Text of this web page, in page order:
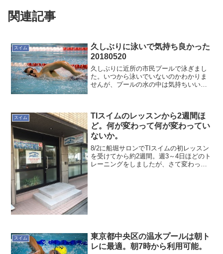
関連記事
スイム
久しぶりに泳いで気持ち良かった
20180520
久しぶりに近所の市民プールで泳ぎまし
た。いつから泳いでいないのかわかりま
せんが、プールの水の中は気持ちいいで
イム。久しぶりというの...
スイム
TIスイムのレッスンから2週間ほ
ど。何が変わって何が変わってい
ないか。
8/2に船堀サロンでTIスイムの初レッスン
を受けてから約2週間。週3～4日ほどのト
レーニングをしましたが、さて変わった
スイム
東京都中央区の温水プールは朝ト
レに最適。朝7時から利用可能。